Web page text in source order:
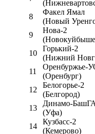
8
Факел Ямал
(Новый
9
Нова-2
10
Горький-2
(Нижний
11
Оренбуржье-
(Оренбург)
12
Белогорье-2
(Белгород)
13
Динамо-
(Уфа)
14
Кузбасс-2
(Кемерово)